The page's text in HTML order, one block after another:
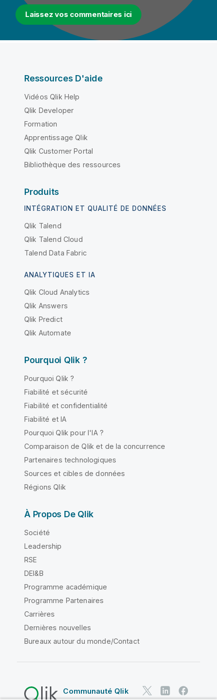
Laissez vos commentaires ici
Ressources D'aide
Vidéos Qlik Help
Qlik Developer
Formation
Apprentissage Qlik
Qlik Customer Portal
Bibliothèque des ressources
Produits
INTÉGRATION ET QUALITÉ DE DONNÉES
Qlik Talend
Qlik Talend Cloud
Talend Data Fabric
ANALYTIQUES ET IA
Qlik Cloud Analytics
Qlik Answers
Qlik Predict
Qlik Automate
Pourquoi Qlik ?
Pourquoi Qlik ?
Fiabilité et sécurité
Fiabilité et confidentialité
Fiabilité et IA
Pourquoi Qlik pour l'IA ?
Comparaison de Qlik et de la concurrence
Partenaires technologiques
Sources et cibles de données
Régions Qlik
À Propos De Qlik
Société
Leadership
RSE
DEI&B
Programme académique
Programme Partenaires
Carrières
Dernières nouvelles
Bureaux autour du monde/Contact
Communauté Qlik